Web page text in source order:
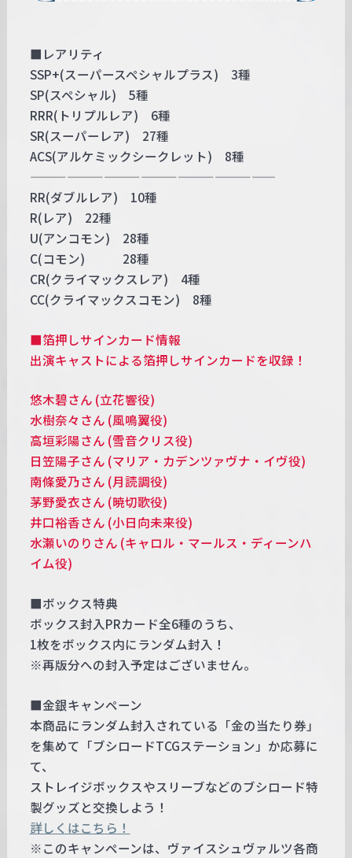
■レアリティ
SSP+(スーパースペシャルプラス) 3種
SP(スペシャル) 5種
RRR(トリプルレア) 6種
SR(スーパーレア) 27種
ACS(アルケミックシークレット) 8種
————————————————————
RR(ダブルレア) 10種
R(レア) 22種
U(アンコモン) 28種
C(コモン) 28種
CR(クライマックスレア) 4種
CC(クライマックスコモン) 8種
■箔押しサインカード情報
出演キャストによる箔押しサインカードを収録！
悠木碧さん (立花響役)
水樹奈々さん (風鳴翼役)
高垣彩陽さん (雪音クリス役)
日笠陽子さん (マリア・カデンツァヴナ・イヴ役)
南條愛乃さん (月読調役)
茅野愛衣さん (暁切歌役)
井口裕香さん (小日向未来役)
水瀬いのりさん (キャロル・マールス・ディーンハ
イム役)
■ボックス特典
ボックス封入PRカード全6種のうち、
1枚をボックス内にランダム封入！
※再版分への封入予定はございません。
■金銀キャンペーン
本商品にランダム封入されている「金の当たり券」
を集めて「ブシロードTCGステーション」か応募に
て、
ストレイジボックスやスリーブなどのブシロード特
製グッズと交換しよう！
詳しくはこちら！
※このキャンペーンは、ヴァイスシュヴァルツ各商